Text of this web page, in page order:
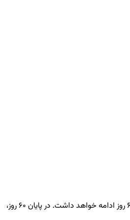
هر سفارش تعهدی، حداکثر تا ۶۰ روز قابل‌ تمدید است. به این معنی که اگر سفارش لیکویید یا توسط کاربر بسته نشود، در پایان هر روز آن موقعیت تمدید می‌شود و این روند تا ۶۰ روز ادامه خواهد داشت. در پایان ۶۰ روز،